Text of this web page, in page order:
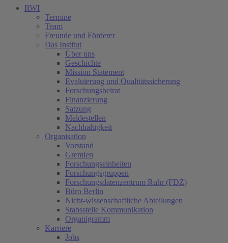
RWI
Termine
Team
Freunde und Förderer
Das Institut
Über uns
Geschichte
Mission Statement
Evaluierung und Qualitätssicherung
Forschungsbeirat
Finanzierung
Satzung
Meldestellen
Nachhaltigkeit
Organisation
Vorstand
Gremien
Forschungseinheiten
Forschungsgruppen
Forschungsdatenzentrum Ruhr (FDZ)
Büro Berlin
Nicht-wissenschaftliche Abteilungen
Stabsstelle Kommunikation
Organigramm
Karriere
Jobs